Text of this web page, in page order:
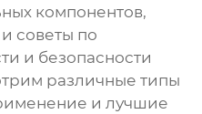
компонентов,
советы по
и безопасности
различные типы
и лучшие